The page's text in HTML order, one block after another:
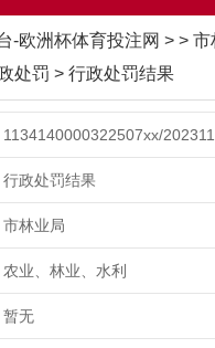
-欧洲杯体育投注网 > > 市
处罚 > 行政处罚结果
1134140000322507xx/
行政处罚结果
市林业局
农业、林业、水利
暂无